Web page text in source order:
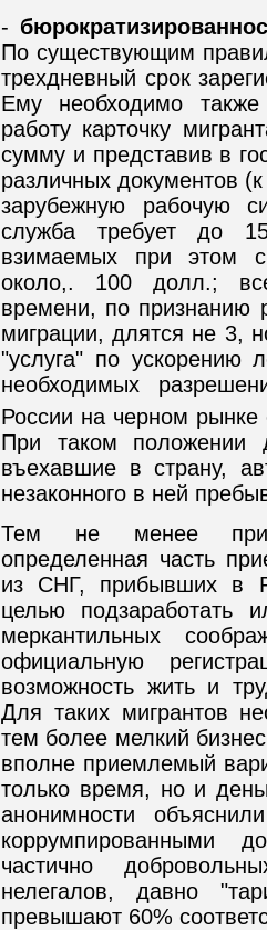
-
По существующим
трехдневный срок
Ему необходимо
работу карточку
сумму и представив в
различных документов
зарубежную рабочую
служба требует до
взимаемых при этом с
около,. 100 долл.;
времени, по признанию
миграции, длятся не 3,
"услуга" по ускорению
необходимых
России на черном
При таком положении
въехавшие в страну,
незаконного в ней
Тем не менее
определенная часть
из СНГ, прибывших в
целью подзаработать
меркантильных
официальную
возможность жить и
Для таких мигрантов
тем более мелкий
вполне приемлемый
только время, но и
анонимности
коррумпированными
частично
нелегалов, давно
превышают 60%